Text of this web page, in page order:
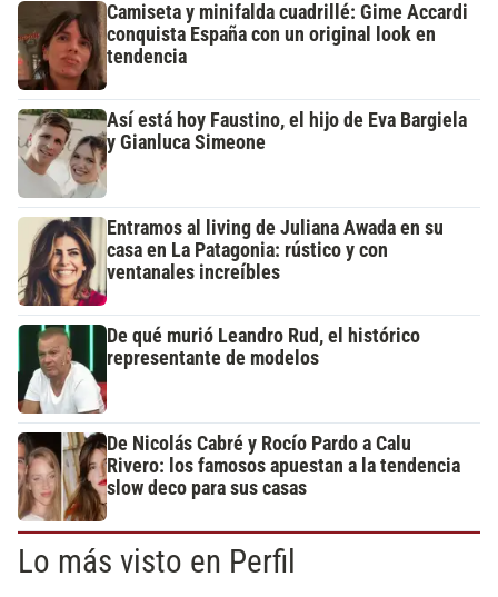
Camiseta y minifalda cuadrillé: Gime Accardi
conquista España con un original look en
tendencia
Así está hoy Faustino, el hijo de Eva Bargiela
y Gianluca Simeone
Entramos al living de Juliana Awada en su
casa en La Patagonia: rústico y con
ventanales increíbles
De qué murió Leandro Rud, el histórico
representante de modelos
De Nicolás Cabré y Rocío Pardo a Calu
Rivero: los famosos apuestan a la tendencia
slow deco para sus casas
Lo más visto en Perfil